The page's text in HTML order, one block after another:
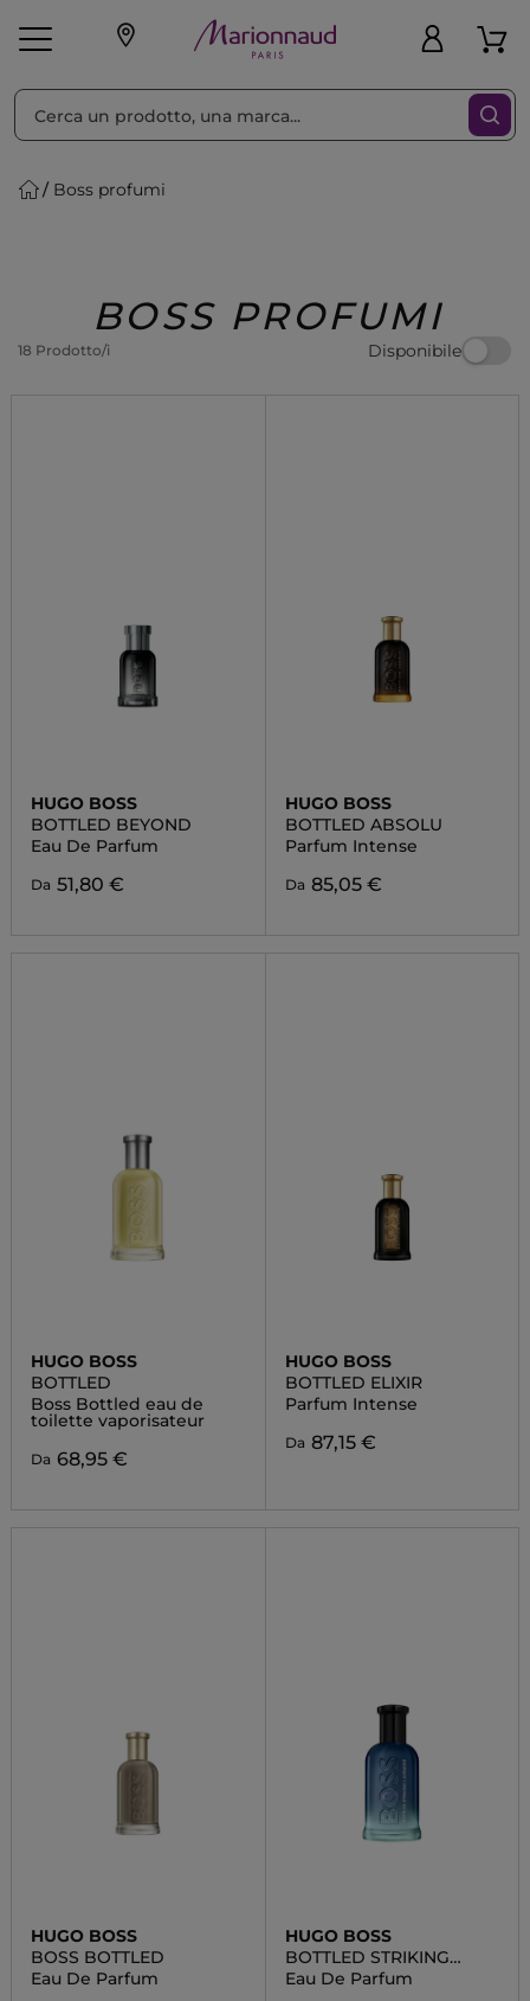
Make-up
Regalo
Boss profumi
BOSS PROFUMI
18 Prodotto/i Disponibile
Ordina per Filtra
HUGO BOSS
BOTTLED BEYOND
Eau De Parfum
Da 51,80 €
HUGO BOSS
BOTTLED ABSOLU
Parfum Intense
Da 85,05 €
HUGO BOSS
BOTTLED
Boss Bottled eau de
toilette vaporisateur
Da 68,95 €
HUGO BOSS
BOTTLED ELIXIR
Parfum Intense
Da 87,15 €
HUGO BOSS
BOSS BOTTLED
Eau De Parfum
HUGO BOSS
BOTTLED STRIKING
LAVENDER
Eau De Parfum